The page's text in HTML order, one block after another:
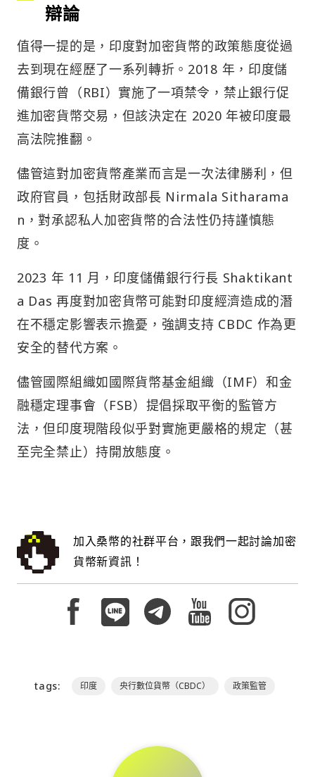
辯論
值得一提的是，印度對加密貨幣的政策態度從過
去到現在經歷了一系列轉折。2018 年，印度儲
備銀行曾（RBI）實施了一項禁令，禁止銀行促
進加密貨幣交易，但該決定在 2020 年被印度最
高法院推翻。
儘管這對加密貨幣產業而言是一次法律勝利，但
政府官員，包括財政部長 Nirmala Sitharama
n，對承認私人加密貨幣的合法性仍持謹慎態
度。
2023 年 11 月，印度儲備銀行行長 Shaktikant
a Das 再度對加密貨幣可能對印度經濟造成的潛
在不穩定影響表示擔憂，強調支持 CBDC 作為更
安全的替代方案。
儘管國際組織如國際貨幣基金組織（IMF）和金
融穩定理事會（FSB）提倡採取平衡的監管方
法，但印度現階段似乎對實施更嚴格的規定（甚
至完全禁止）持開放態度。
加入桑幣的社群平台，跟我們一起討論加密
貨幣新資訊！
tags: 印度 央行數位貨幣（CBDC） 政策監管